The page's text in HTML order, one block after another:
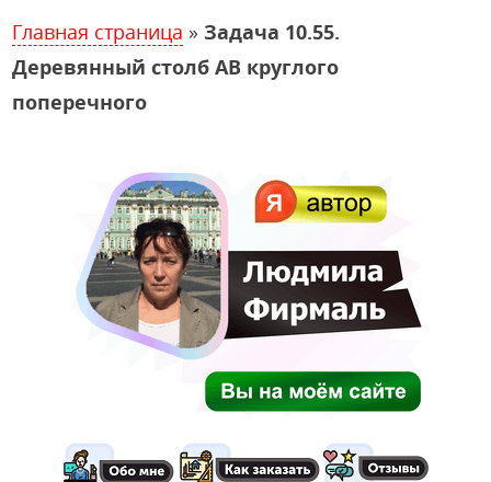
Главная страница » Задача 10.55.
Деревянный столб АВ круглого
поперечного